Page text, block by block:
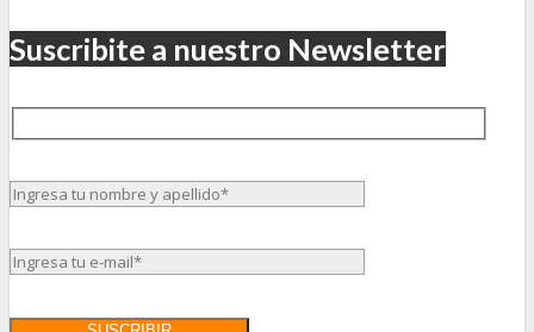
Suscribite a nuestro Newsletter